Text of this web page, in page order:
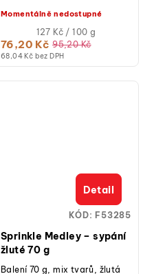
68,04 Kč bez DPH
76,20 Kč 95,20 Kč
Měrná
cena:
127 Kč / 100 g
Momentálně nedostupné
cupcakes, dorty, donuty,
cake pops,...
Sprinkle Medley – sypání
žluté 70 g
Detail
Balení 70 g, mix tvarů, žlutá
KÓD: F53285